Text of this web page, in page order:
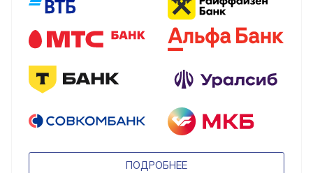
ПОДРОБНЕЕ